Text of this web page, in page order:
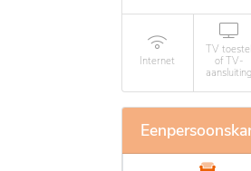
Internet
TV toestel
of TV-
aansluiting